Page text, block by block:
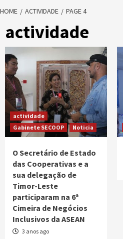
HOME ACTIVIDADE PAGE 4
actividade
actividade
Gabinete SECOOP
Noticia
O Secretário de Estado
das Cooperativas e a
sua delegação de
Timor-Leste
participaram na 6ª
Cimeira de Negócios
Inclusivos da ASEAN
3 anos ago